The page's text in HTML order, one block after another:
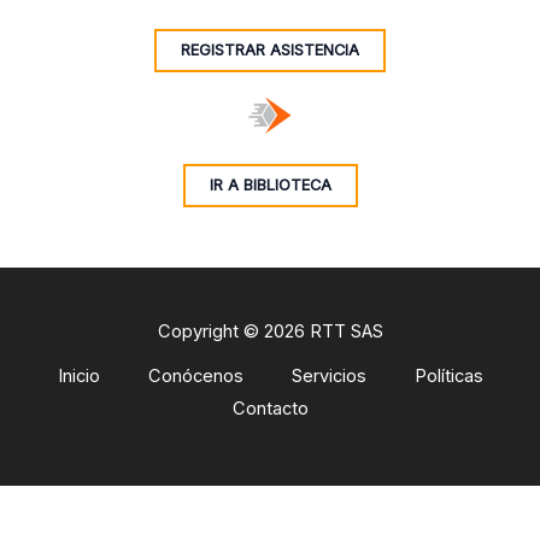
REGISTRAR ASISTENCIA
IR A BIBLIOTECA
Copyright © 2026 RTT SAS
Inicio Conócenos Servicios
Políticas
Contacto